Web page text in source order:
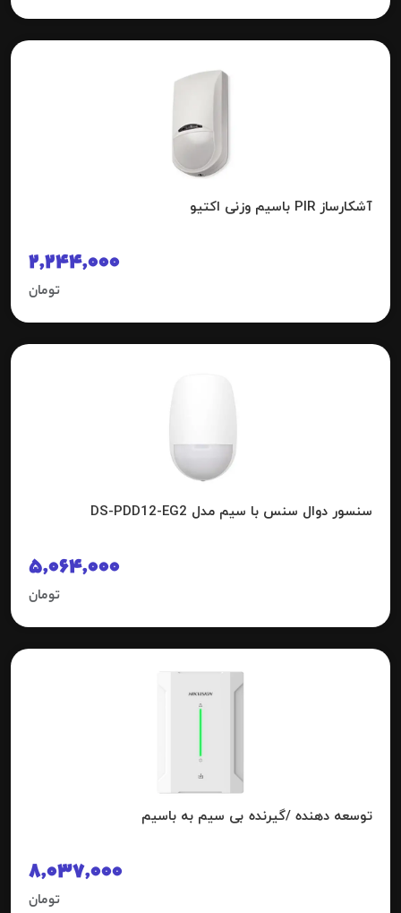
آشکارساز PIR باسیم وزنی اکتیو
2,244,000
تومان
سنسور دوال سنس با سیم مدل DS-PDD12-EG2
5,064,000
تومان
توسعه دهنده /گیرنده بی سیم به باسیم
8,037,000
تومان